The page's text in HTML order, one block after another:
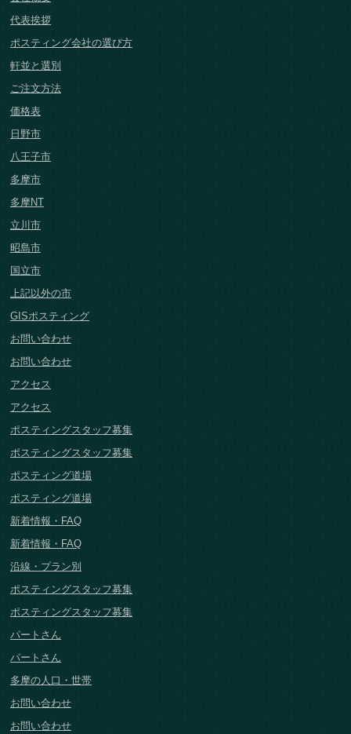
代表挨拶
ポスティング会社の選び方
軒並と選別
ご注文方法
価格表
日野市
八王子市
多摩市
多摩NT
立川市
昭島市
国立市
上記以外の市
GISポスティング
お問い合わせ
お問い合わせ
アクセス
アクセス
ポスティングスタッフ募集
ポスティングスタッフ募集
ポスティング道場
ポスティング道場
新着情報・FAQ
新着情報・FAQ
沿線・プラン別
ポスティングスタッフ募集
ポスティングスタッフ募集
パートさん
パートさん
多摩の人口・世帯
お問い合わせ
お問い合わせ